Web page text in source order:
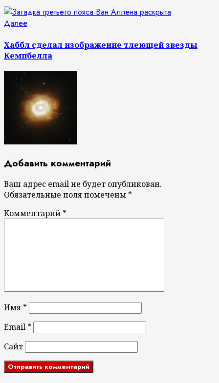
ДалееСледующая
Хаббл сделал изображение тлеющей звезды
Кемпбелла
Добавить комментарий
Ваш адрес email не будет опубликован.
Обязательные поля помечены *
Комментарий *
Имя *
Email *
Сайт